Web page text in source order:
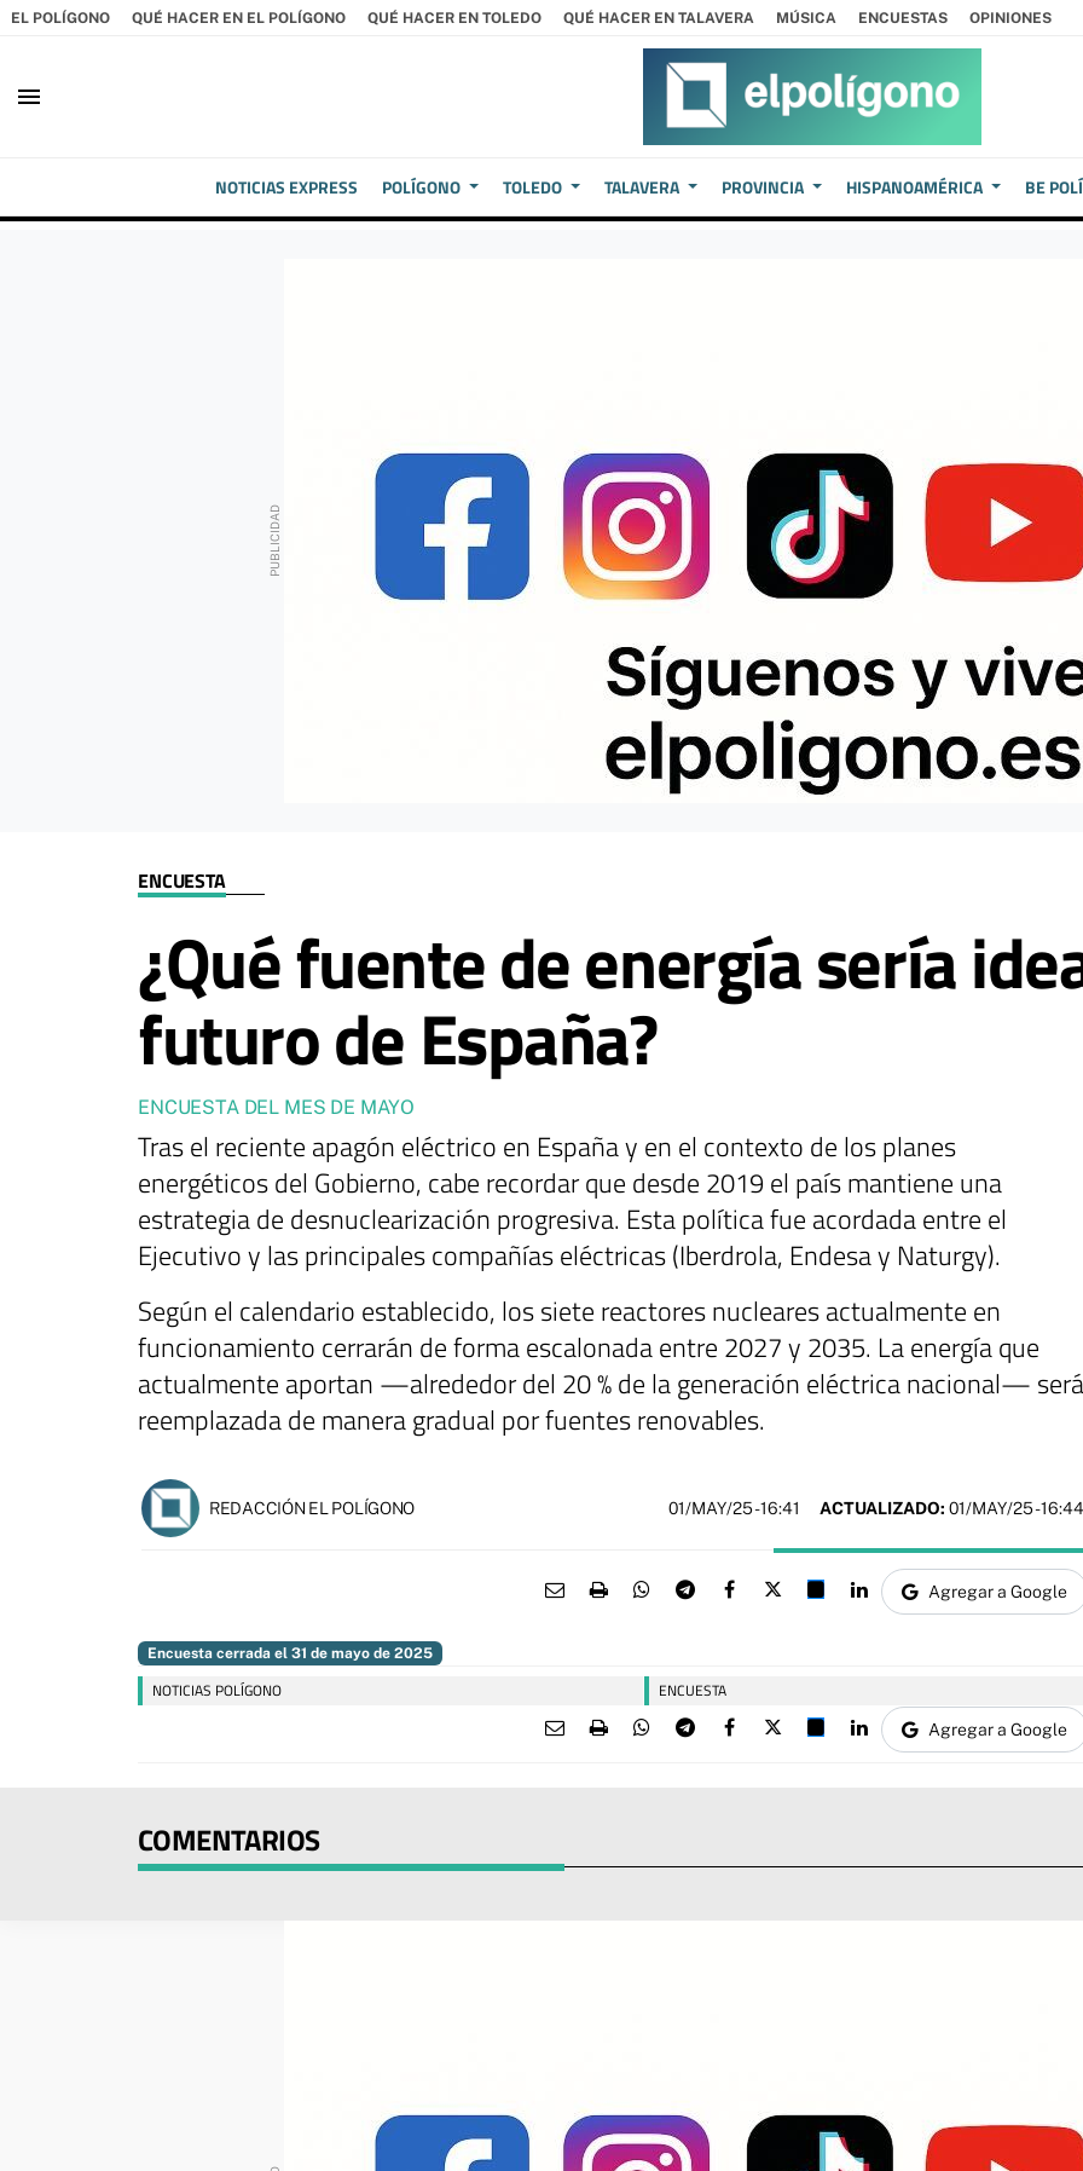
EL POLÍGONO QUÉ HACER EN EL POLÍGONO QUÉ HACER EN TOLEDO QUÉ HACER EN TALAVERA MÚSICA ENCUESTAS OPINIONES
menu
NOTICIAS EXPRESS POLÍGONO TOLEDO TALAVERA PROVINCIA HISPANOAMÉRICA BE
ENCUESTA
¿Qué fuente de energía sería
futuro de España?
ENCUESTA DEL MES DE MAYO
Tras el reciente apagón eléctrico en España y en el contexto de los planes
energéticos del Gobierno, cabe recordar que desde 2019 el país mantiene una
estrategia de desnuclearización progresiva. Esta política fue acordada entre el
Ejecutivo y las principales compañías eléctricas (Iberdrola, Endesa y Naturgy).
Según el calendario establecido, los siete reactores nucleares actualmente en
funcionamiento cerrarán de forma escalonada entre 2027 y 2035. La energía que
actualmente aportan —alrededor del 20 % de la generación eléctrica nacional— será
reemplazada de manera gradual por fuentes renovables.
REDACCIÓN EL POLÍGONO 01/MAY/25- 16:41 ACTUALIZADO: 01/MAY/25 - 16:44
Agregar a Google
Encuesta cerrada el 31 de mayo de 2025
NOTICIAS POLÍGONO ENCUESTA
Agregar a Google
COMENTARIOS